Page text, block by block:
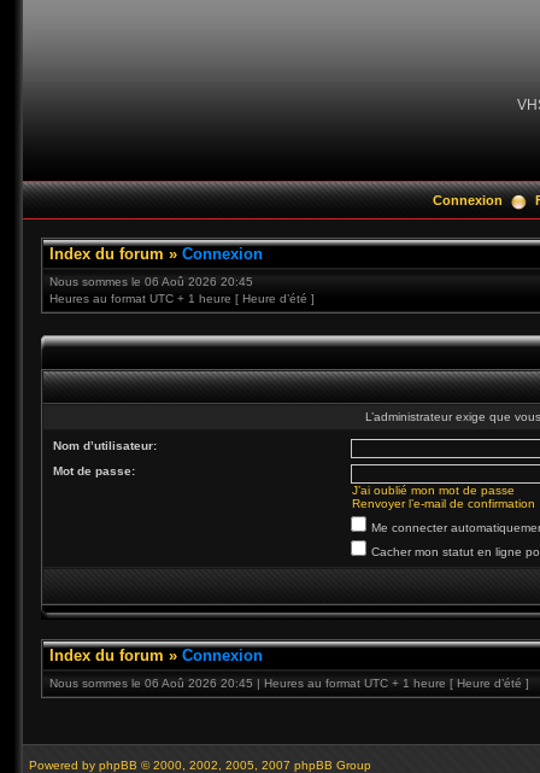
Connexion
Index du forum » Connexion
Nous sommes le 06 Aoû 2026 20:45
Heures au format UTC + 1 heure [ Heure d’été ]
L’administrateur exige que
Nom d’utilisateur:
Mot de passe:
J’ai oublié mon mot de passe
Renvoyer l’e-mail de confirmation
Me connecter
Cacher mon statut en ligne
Index du forum » Connexion
Nous sommes le 06 Aoû 2026 20:45 | Heures au format UTC + 1 heure [ Heure d’été ]
Powered by phpBB © 2000, 2002, 2005, 2007 phpBB Group